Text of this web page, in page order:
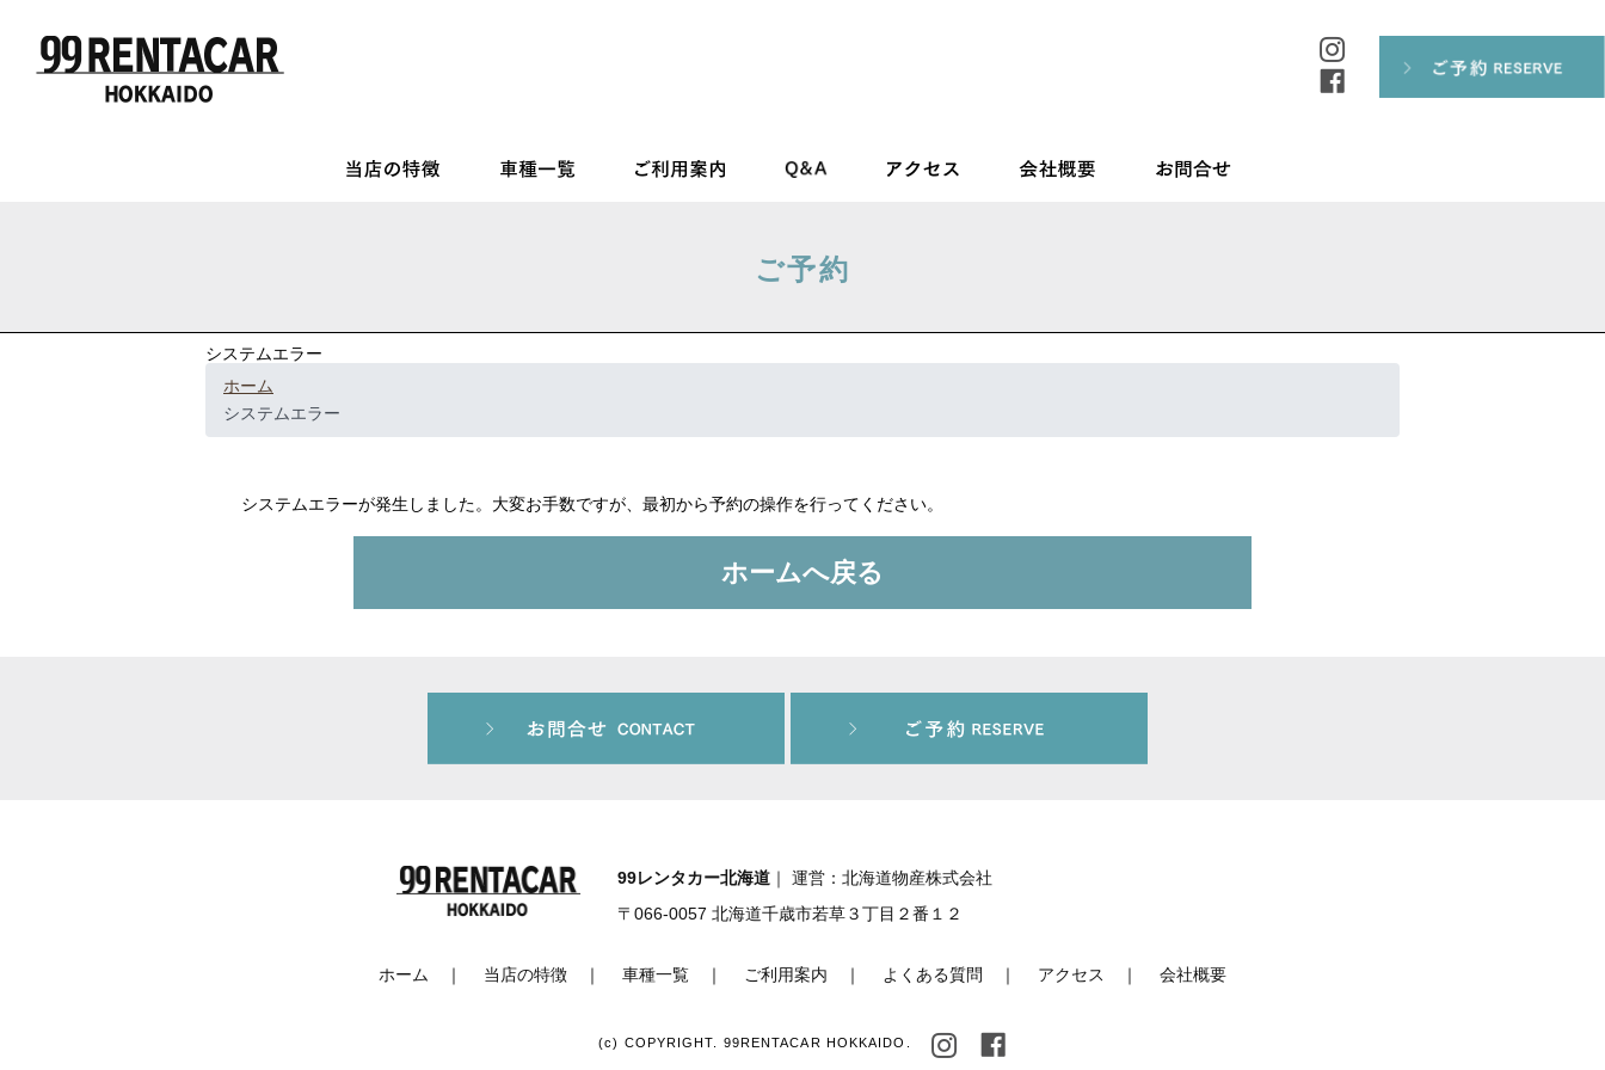
ご予約
システムエラー
ホーム
システムエラー
システムエラーが発生しました。大変お手数ですが、最初から予約の操作を行ってください。
ホームへ戻る
99レンタカー北海道 ｜ 運営：北海道物産株式会社
〒066-0057 北海道千歳市若草３丁目２番１２
ホーム ｜ 当店の特徴 ｜ 車種一覧 ｜ ご利用案内 ｜ よくある質問 ｜ アクセス ｜ 会社概要
(c) COPYRIGHT. 99RENTACAR HOKKAIDO.